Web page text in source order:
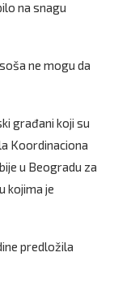
na snagu
ne mogu da
građani koji su
Koordinaciona
u Beogradu za
kojima je
predložila